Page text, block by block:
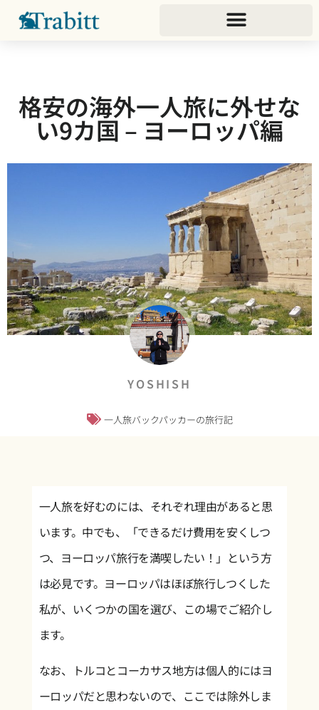
格安の海外一人旅に外せな
い9カ国 – ヨーロッパ編
YOSHISH
一人旅バックパッカーの旅行記
一人旅を好むのには、それぞれ理由があると思
います。中でも、「できるだけ費用を安くしつ
つ、ヨーロッパ旅行を満喫したい！」という方
は必見です。ヨーロッパはほぼ旅行しつくした
私が、いくつかの国を選び、この場でご紹介し
ます。
なお、トルコとコーカサス地方は個人的にはヨ
ーロッパだと思わないので、ここでは除外しま